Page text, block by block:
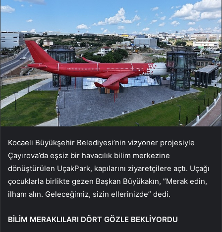
Kocaeli Büyükşehir Belediyesi’nin vizyoner projesiyle
Çayırova’da eşsiz bir havacılık bilim merkezine
dönüştürülen UçakPark, kapılarını ziyaretçilere açtı. Uçağı
çocuklarla birlikte gezen Başkan Büyükakın, ”Merak edin,
ilham alın. Geleceğimiz, sizin ellerinizde” dedi.
BİLİM MERAKLILARI DÖRT GÖZLE BEKLİYORDU